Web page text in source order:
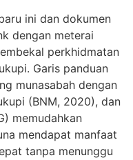
ini dan dokumen
dengan meterai
perkhidmatan
Garis panduan
munasabah dengan
(BNM, 2020), dan
memudahkan
mendapat manfaat
tanpa menunggu